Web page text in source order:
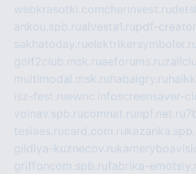
webkrasotki.comcherinvest.ru
ankou.spb.rualvesta1.rupdf-
sakhatoday.ru
golf2club.msk.ruaeforums.ru
multimodal.msk.ru habaigry.ru
isz-fest.ruewnc.infoscreensaver-
volnav.spb.rucomnat.ru npf.net.ru
tesiaes.rucard.com.ru
gildiya-kuznecov.ru
griffoncom.spb.rufabrika-